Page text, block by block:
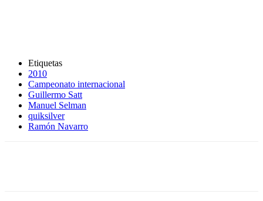
Etiquetas
2010
Campeonato internacional
Guillermo Satt
Manuel Selman
quiksilver
Ramón Navarro